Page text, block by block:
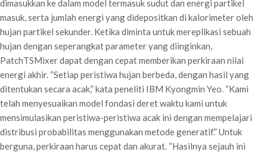
dimasukkan ke dalam model termasuk sudut dan energi partikel
masuk, serta jumlah energi yang didepositkan di kalorimeter oleh
hujan partikel sekunder. Ketika diminta untuk mereplikasi sebuah
hujan dengan seperangkat parameter yang diinginkan,
PatchTSMixer dapat dengan cepat memberikan perkiraan nilai
energi akhir. “Setiap peristiwa hujan berbeda, dengan hasil yang
ditentukan secara acak,” kata peneliti IBM Kyongmin Yeo. “Kami
telah menyesuaikan model fondasi deret waktu kami untuk
mensimulasikan peristiwa-peristiwa acak ini dengan mempelajari
distribusi probabilitas menggunakan metode generatif.” Untuk
berguna, perkiraan harus cepat dan akurat. “Hasilnya sejauh ini